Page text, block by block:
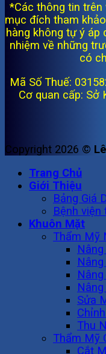
*Các thông tin
mục đích tham
hàng không tự ý áp
nhiệm về những
có
Mã Số Thuế:
Cơ quan cấp: Sở
Copyright 2026 ©
Trang Chủ
Giới Thiệu
Bảng Giá
Bệnh viện
Khuôn Mặt
Thẩm Mỹ
Sửa
Thu
Thẩm Mỹ
Cắt